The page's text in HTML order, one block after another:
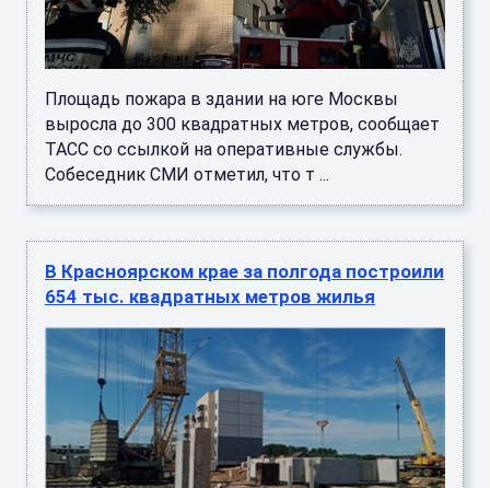
Площадь пожара в здании на юге Москвы
выросла до 300 квадратных метров, сообщает
ТАСС со ссылкой на оперативные службы.
Собеседник СМИ отметил, что т ...
В Красноярском крае за полгода построили
654 тыс. квадратных метров жилья